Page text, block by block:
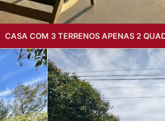
CASA COM 3 TERRENOS APENAS 2